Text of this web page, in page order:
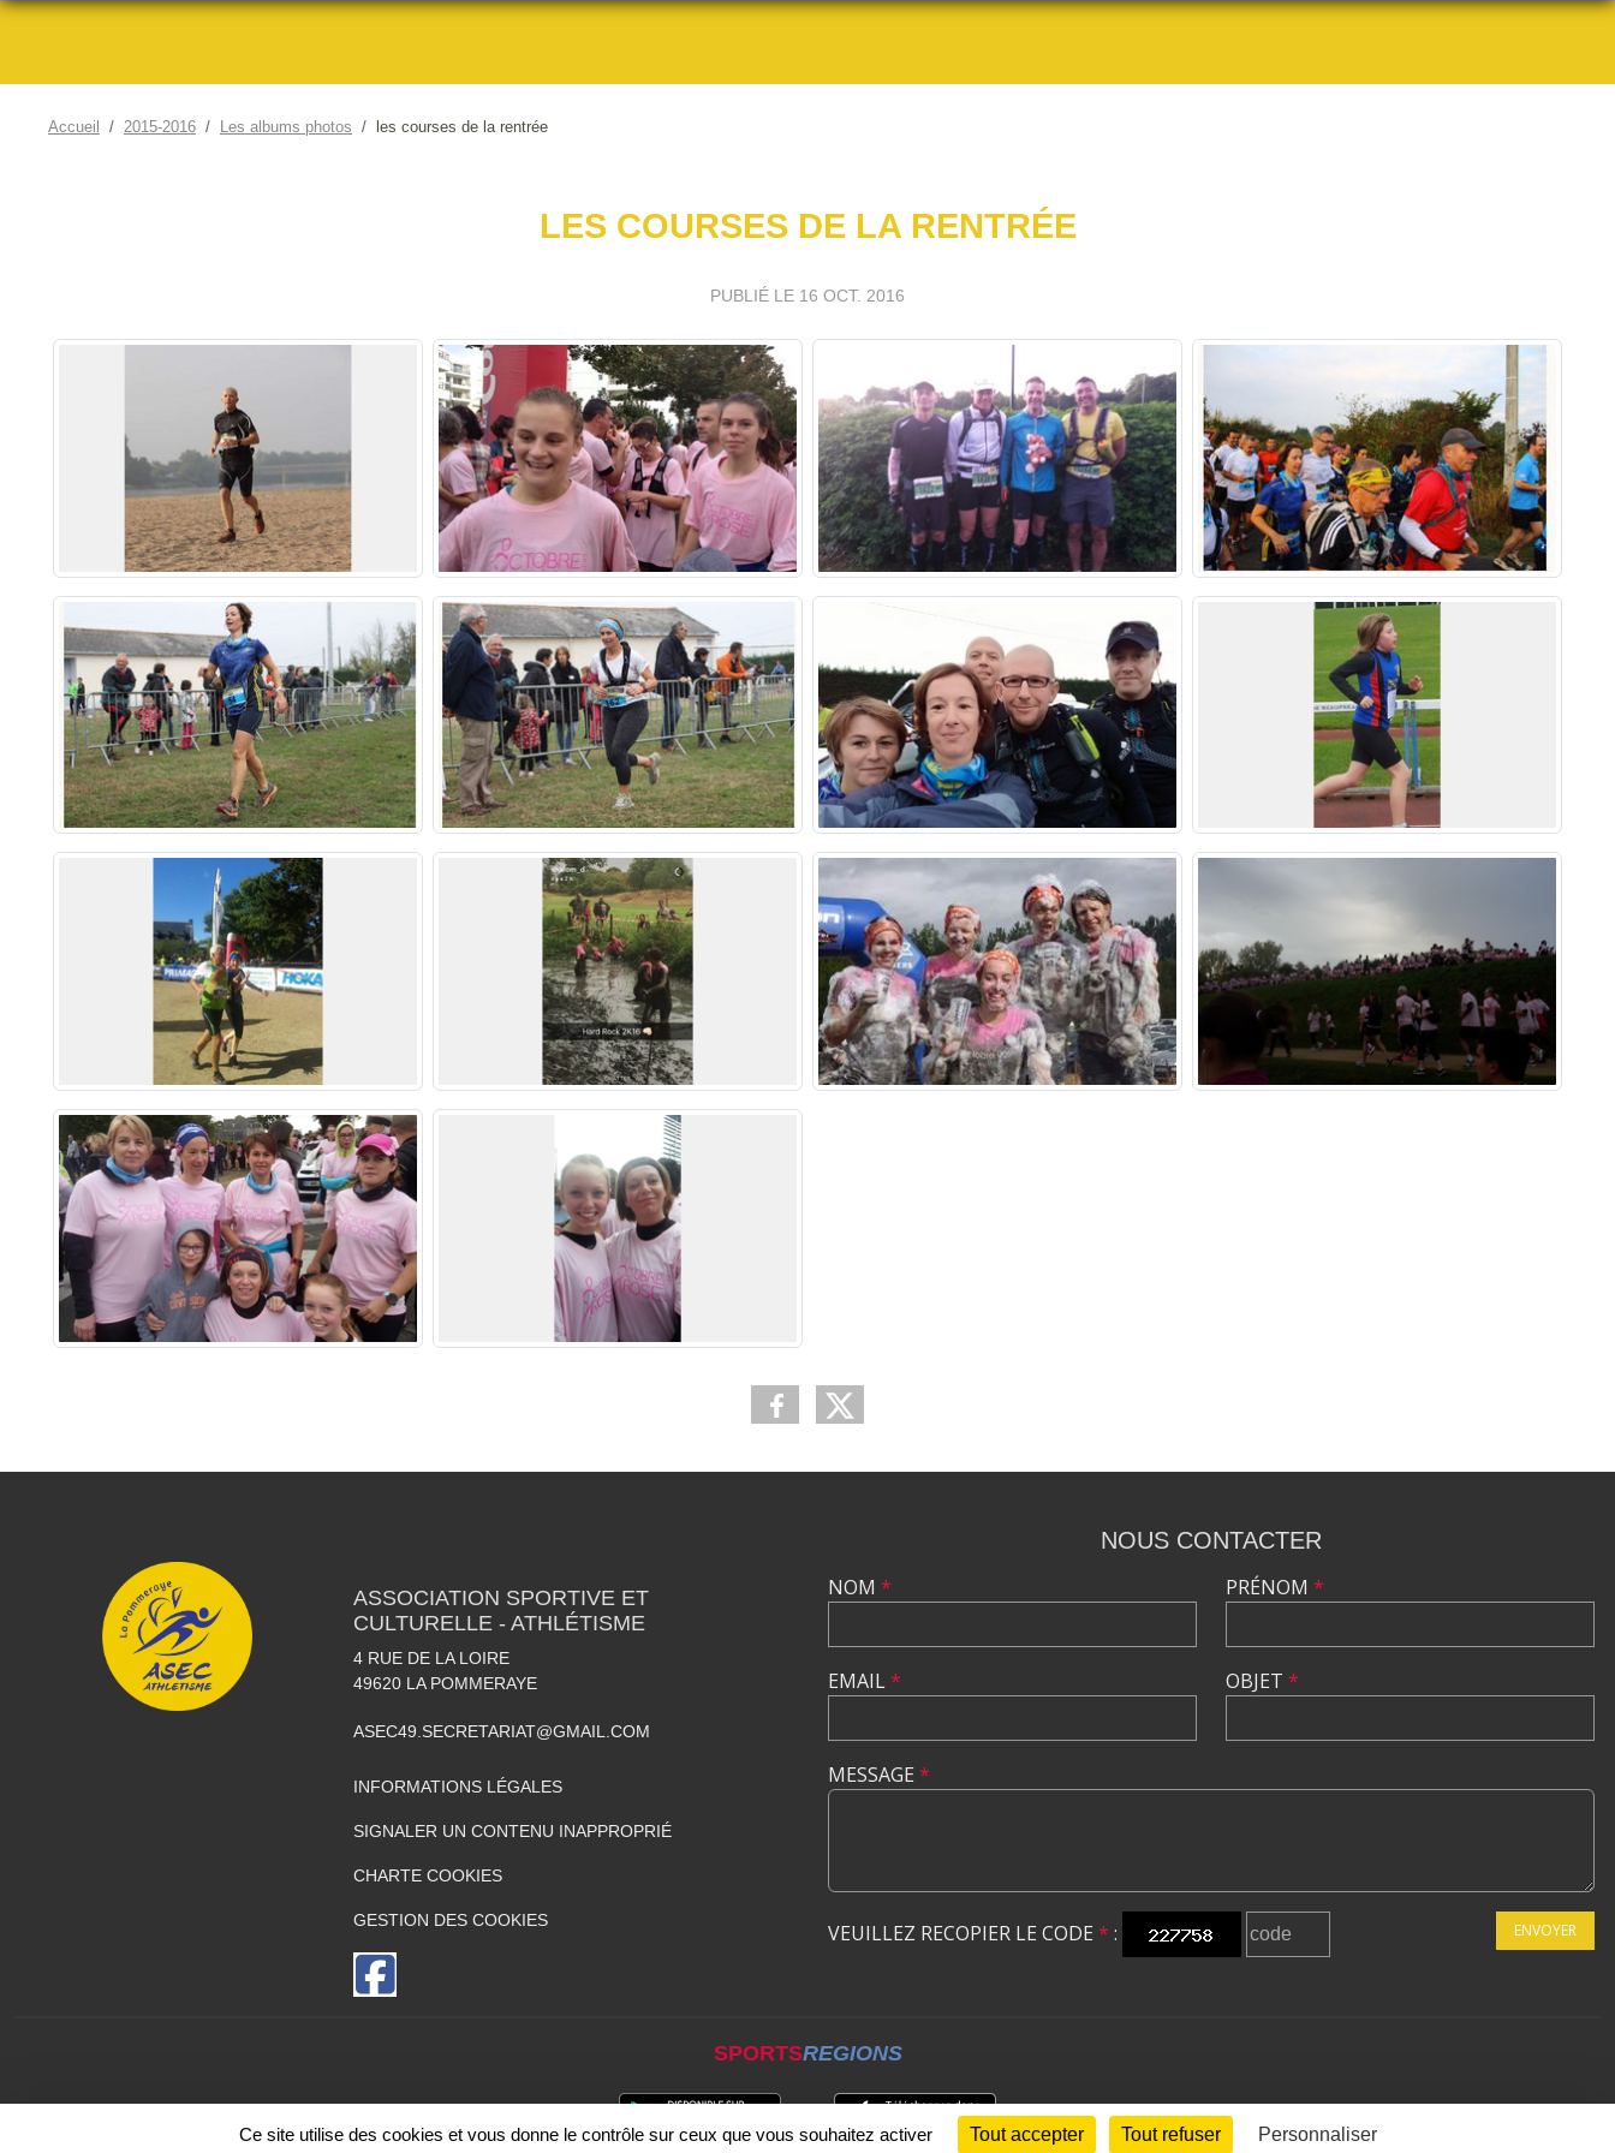
Accueil 2015-2016 Les albums photos les courses de la rentrée
LES COURSES DE LA RENTRÉE
PUBLIÉ LE 16 OCT. 2016
ASSOCIATION SPORTIVE ET
CULTURELLE - ATHLÉTISME
4 RUE DE LA LOIRE
49620 LA POMMERAYE
ASEC49.SECRETARIAT@GMAIL.COM
INFORMATIONS LÉGALES
SIGNALER UN CONTENU INAPPROPRIÉ
CHARTE COOKIES
GESTION DES COOKIES
NOUS CONTACTER
NOM *
EMAIL*
PRÉNOM *
OBJET *
MESSAGE *
VEUILLEZ RECOPIER LE CODE * : ENVOYER
SPORTSREGIONS
Ce site utilise des cookies et vous donne le contrôle sur ceux que vous souhaitez activer Tout accepter Tout refuser Personnaliser